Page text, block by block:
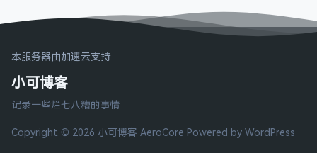
本服务器由加速云支持
小可博客
记录一些烂七八糟的事情
Copyright © 2026 小可博客 AeroCore Powered by WordPress